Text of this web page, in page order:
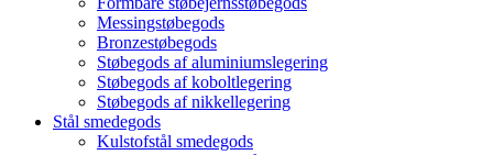
Messingstøbegods
Bronzestøbegods
Støbegods af aluminiumslegering
Støbegods af koboltlegering
Støbegods af nikkellegering
Stål smedegods
Kulstofstål smedegods